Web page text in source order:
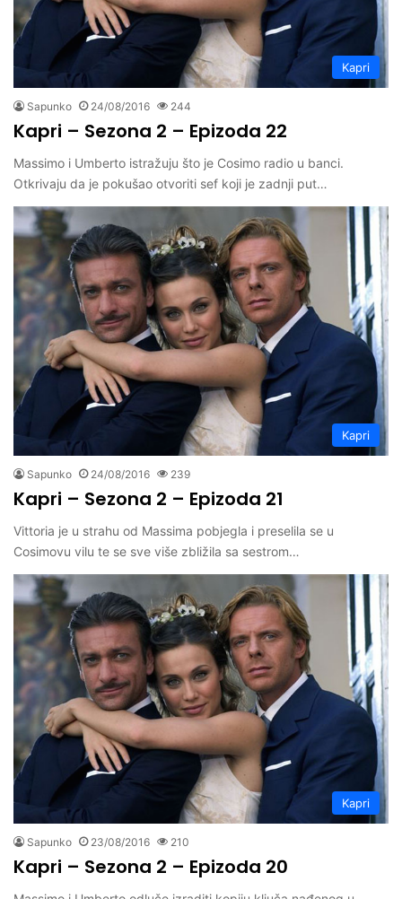
Kapri
Sapunko 24/08/2016 244
Kapri – Sezona 2 – Epizoda 22
Massimo i Umberto istražuju što je Cosimo radio u banci.
Otkrivaju da je pokušao otvoriti sef koji je zadnji put…
Kapri
Sapunko 24/08/2016 239
Kapri – Sezona 2 – Epizoda 21
Vittoria je u strahu od Massima pobjegla i preselila se u
Cosimovu vilu te se sve više zbližila sa sestrom…
Kapri
Sapunko 23/08/2016 210
Kapri – Sezona 2 – Epizoda 20